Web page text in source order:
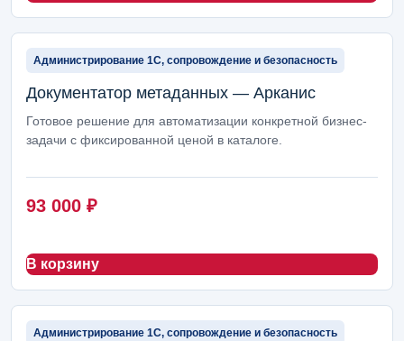
Администрирование 1С, сопровождение и безопасность
Документатор метаданных — Арканис
Готовое решение для автоматизации конкретной бизнес-
задачи с фиксированной ценой в каталоге.
93 000 ₽
В корзину
Администрирование 1С, сопровождение и безопасность